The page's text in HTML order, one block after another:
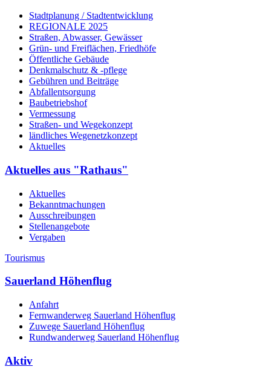
Stadtplanung / Stadtentwicklung
REGIONALE 2025
Straßen, Abwasser, Gewässer
Grün- und Freiflächen, Friedhöfe
Öffentliche Gebäude
Denkmalschutz & -pflege
Gebühren und Beiträge
Abfallentsorgung
Baubetriebshof
Vermessung
Straßen- und Wegekonzept
ländliches Wegenetzkonzept
Aktuelles
Aktuelles aus "Rathaus"
Aktuelles
Bekanntmachungen
Ausschreibungen
Stellenangebote
Vergaben
Tourismus
Sauerland Höhenflug
Anfahrt
Fernwanderweg Sauerland Höhenflug
Zuwege Sauerland Höhenflug
Rundwanderweg Sauerland Höhenflug
Aktiv